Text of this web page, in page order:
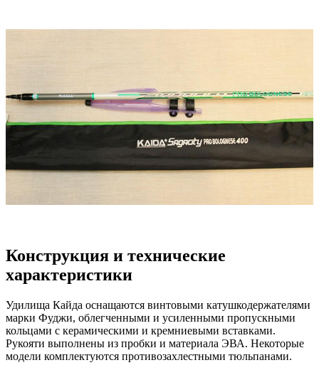
Конструкция и технические
характеристики
Удилища Кайда оснащаются винтовыми катушкодержателями
марки Фуджи, облегченными и усиленными пропускными
кольцами с керамическими и кремниевыми вставками.
Рукояти выполнены из пробки и материала ЭВА. Некоторые
модели комплектуются противозахлестными тюльпанами.